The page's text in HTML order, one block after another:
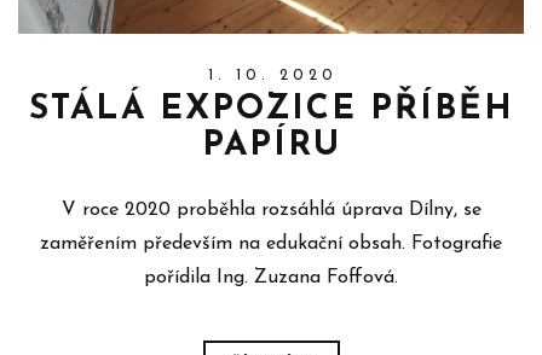
1. 10. 2020
STÁLÁ EXPOZICE PŘÍBĚH
PAPÍRU
V roce 2020 proběhla rozsáhlá úprava Dílny, se
zaměřením především na edukační obsah. Fotografie
pořídila Ing. Zuzana Foffová.